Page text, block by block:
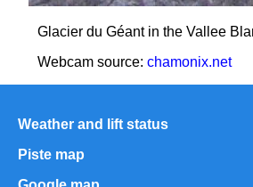
Glacier du Géant in the Vallee
Webcam source: chamonix.net
Weather and lift status
Piste map